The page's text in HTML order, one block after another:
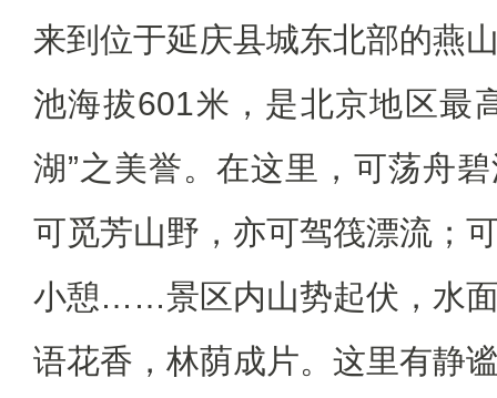
来到位于延庆县城东北部的燕
池海拔601米，是北京地区最
湖”之美誉。在这里，可荡舟
可觅芳山野，亦可驾筏漂流；
小憩……景区内山势起伏，水
语花香，林荫成片。这里有静